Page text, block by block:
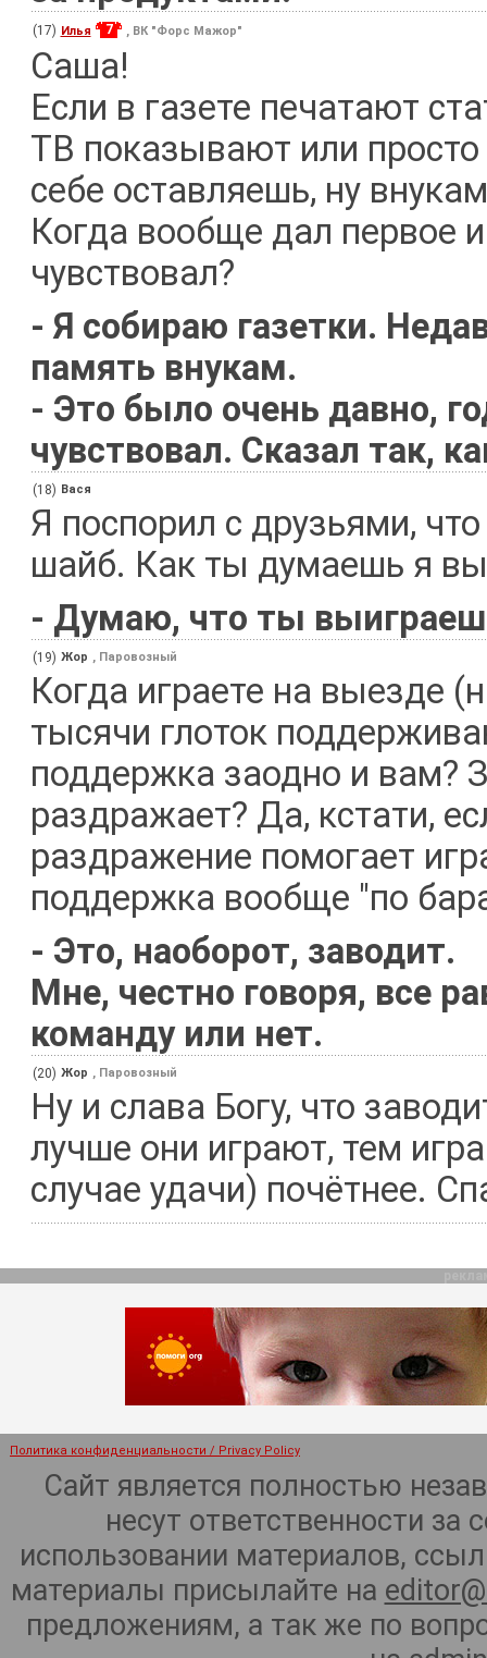
(17) Илья 7 , ВК "Форс Мажор"
Саша!
Если в газете печатают
ТВ показывают или
себе оставляешь, ну
Когда вообще дал первое
чувствовал?
- Я собираю газетки.
память внукам.
- Это было очень давно,
чувствовал. Сказал так,
(18) Вася
Я поспорил с друзьями,
шайб. Как ты думаешь я
- Думаю, что ты
(19) Жор , Паровозный
Когда играете на выезде
тысячи глоток
поддержка заодно и вам?
раздражает? Да, кстати,
раздражение помогает
поддержка вообще "по
- Это, наоборот, заводит.
Мне, честно говоря, все
команду или нет.
(20) Жор , Паровозный
Ну и слава Богу, что
лучше они играют, тем
случае удачи) почётнее.
Политика конфиденциальности / Privacy Policy
Сайт является полностью
несут ответственности
использовании материалов,
материалы присылайте на
предложениям, а так же по